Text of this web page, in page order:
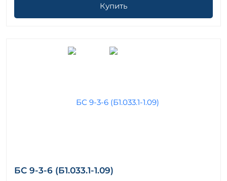
Купить
БС 9-3-6 (Б1.033.1-1.09)